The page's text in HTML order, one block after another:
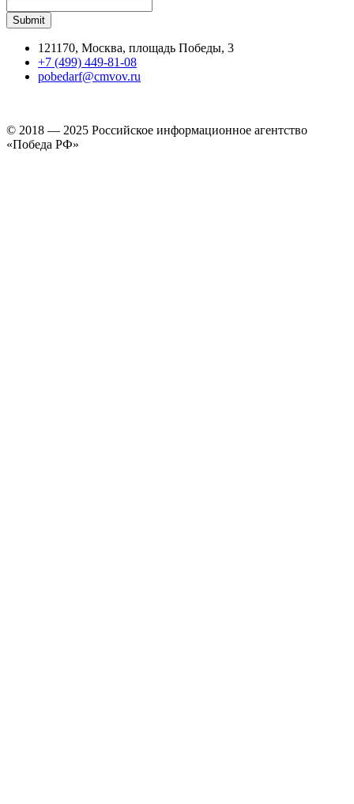
121170, Москва, площадь Победы, 3
+7 (499) 449-81-08
pobedarf@cmvov.ru
© 2018 — 2025 Российское информационное агентство
«Победа РФ»